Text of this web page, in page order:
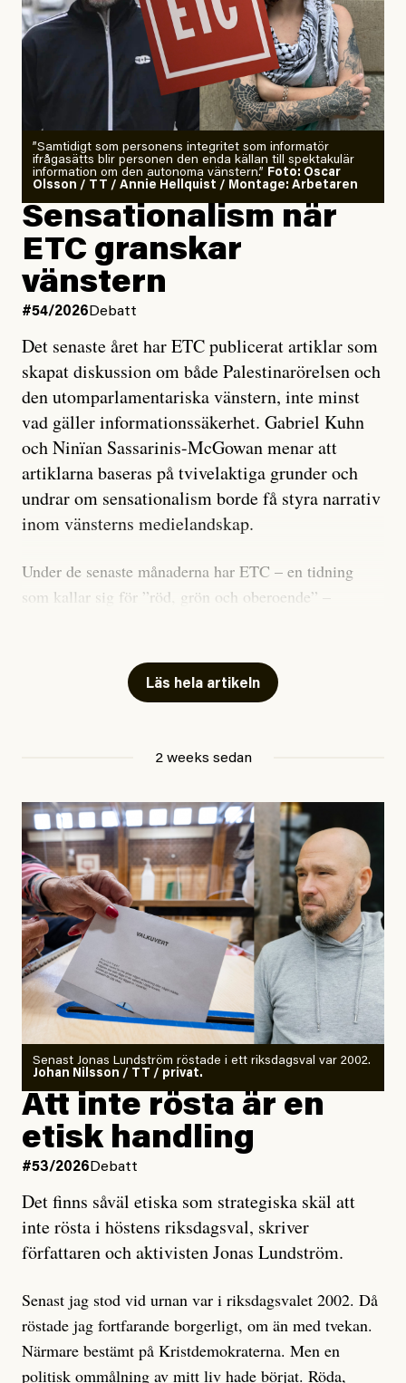
”Samtidigt som personens integritet som informatör
ifrågasätts blir personen den enda källan till spektakulär
information om den autonoma vänstern.” Foto: Oscar
Olsson / TT / Annie Hellquist / Montage: Arbetaren
Sensationalism när
ETC granskar
vänstern
#54/2026 Debatt
Det senaste året har ETC publicerat artiklar som
skapat diskussion om både Palestinarörelsen och
den utomparlamentariska vänstern, inte minst
vad gäller informationssäkerhet. Gabriel Kuhn
och Ninïan Sassarinis-McGowan menar att
artiklarna baseras på tvivelaktiga grunder och
undrar om sensationalism borde få styra narrativ
inom vänsterns medielandskap.
Under de senaste månaderna har ETC – en tidning
som kallar sig för ”röd, grön och oberoende” –
skriver för? Vad betyder det att vara en ”röd, grön och
oberoende” tidning? Och vad är egentligen bra
utpekas som israelisk infiltratör”. Enligt ingressen
handlar artikeln om en person vars ”bakgrund skapar
splittring och oro i rörelsen”. Problemet är att artikeln
skapar betydligt mer oro i palestinarörelsen – och den
oberoende vänstern – än den porträtterade personen
eller dess bakgrund.
Det finns en väldigt enkel regel inom alla politiska
rörelser när det gäller misstänkta infiltratörer:
Antingen har en bevis på att de är infiltratörer, och då
ska en gå ut med det så fort det bara går för att skydda
rörelsen. Eller så har en inga bevis, bara misstankar,
och då ska en efterforska diskret, just för att inte skapa
oro inom rörelsen.
Artikeln undersöker inte, som ETC påstår, ”vad som
är sant, vad som är rykten”, utan den bidrar bara till
ännu mer ryktesspridning. Det finns inte ett enda bevis
misstänkta personen är en infiltratör. Det som läsaren
får veta är att personen har ändrat sina politiska åsikter
under åren, att den har raderat tidigare innehåll på sina
sociala medier, att artikelns författare inte förstår sig
Läs hela artikeln
2 weeks sedan
Senast Jonas Lundström röstade i ett riksdagsval var 2002.
Johan Nilsson / TT / privat.
Att inte rösta är en
etisk handling
#53/2026 Debatt
Det finns såväl etiska som strategiska skäl att
inte rösta i höstens riksdagsval, skriver
författaren och aktivisten Jonas Lundström.
Senast jag stod vid urnan var i riksdagsvalet 2002. Då
röstade jag fortfarande borgerligt, om än med tvekan.
Närmare bestämt på Kristdemokraterna. Men en
politisk ommålning av mitt liv hade börjat. Röda,